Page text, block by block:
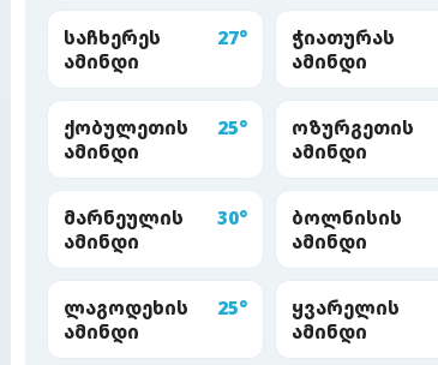
საჩხერეს
ამინდი
27°
ჭიათურას
ამინდი
ქობულეთის
ამინდი
25°
ოზურგეთის
ამინდი
მარნეულის
ამინდი
30°
ბოლნისის
ამინდი
ლაგოდეხის
ამინდი
25°
ყვარელის
ამინდი